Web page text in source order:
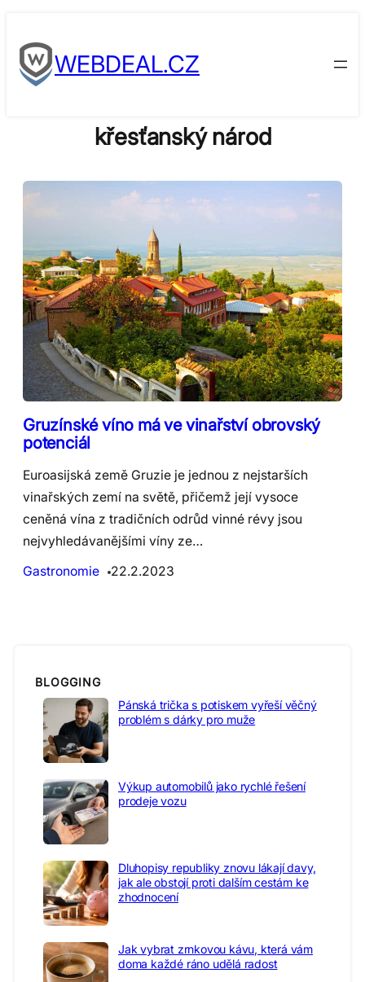
to
contentWEBDEAL.CZ
křesťanský národ
Gruzínské víno má ve vinařství obrovský
potenciál
Euroasijská země Gruzie je jednou z nejstarších
vinařských zemí na světě, přičemž její vysoce
ceněná vína z tradičních odrůd vinné révy jsou
nejvyhledávanějšími víny ze…
Gastronomie
22.2.2023
BLOGGING
Pánská trička s potiskem vyřeší věčný
problém s dárky pro muže
Výkup automobilů jako rychlé řešení
prodeje vozu
Dluhopisy republiky znovu lákají davy,
jak ale obstojí proti dalším cestám ke
zhodnocení
Jak vybrat zrnkovou kávu, která vám
doma každé ráno udělá radost